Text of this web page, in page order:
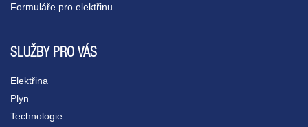
Formuláře pro elektřinu
SLUŽBY PRO VÁS
Elektřina
Plyn
Technologie